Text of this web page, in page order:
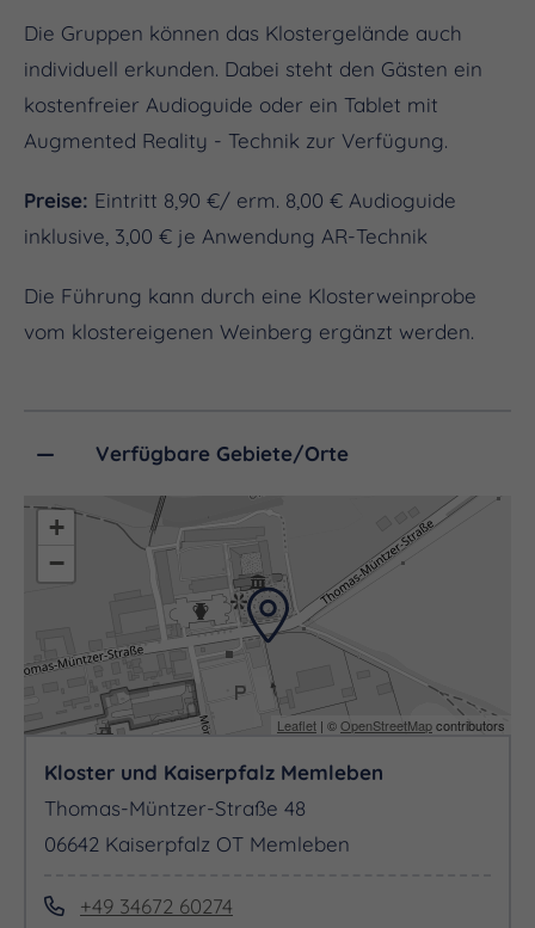
Die Gruppen können das Klostergelände auch
individuell erkunden. Dabei steht den Gästen ein
kostenfreier Audioguide oder ein Tablet mit
Augmented Reality - Technik zur Verfügung.
Preise: Eintritt 8,90 €/ erm. 8,00 € Audioguide
inklusive, 3,00 € je Anwendung AR-Technik
Die Führung kann durch eine Klosterweinprobe
vom klostereigenen Weinberg ergänzt werden.
Verfügbare Gebiete/Orte
+
−
Leaflet | ©OpenStreetMapcontributors
Kloster und Kaiserpfalz Memleben
Thomas-Müntzer-Straße 48
06642 Kaiserpfalz OT Memleben
+49 34672 60274